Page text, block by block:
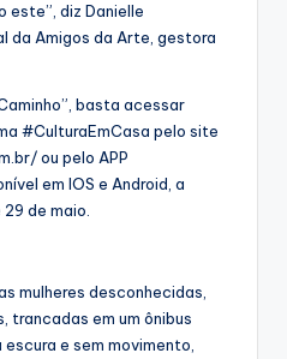
diz Danielle
da Amigos da Arte, gestora
basta acessar
#CulturaEmCasa pelo site
ou pelo APP
em IOS e Android, a
de maio.
mulheres desconhecidas,
trancadas em um ônibus
e sem movimento,